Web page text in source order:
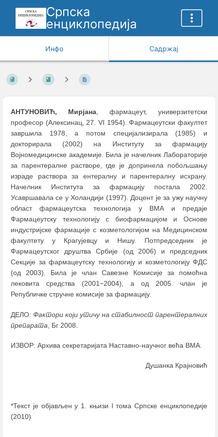
Српска
енциклопедија
Инфо Садржај
АНТУНОВИЋ, Мирјана, фармацеут, универзитетски
професор (Алексинац, 27. VI 1954). Фармацеутски факултет
завршила 1978, а потом специјализирала (1985) и
докторирала (2002) на Институту за фармацију
Војномедицинске академије. Била је начелник Лабораторије
за парентералне растворе, где је допринела побољшању
израде раствора за ентералну и парентералну исхрану.
Начелник Института за фармацију постала 2002.
Усавршавала се у Холандији (1997). Доцент је за ужу научну
област фармацеутска технологија у ВМА и предаје
Фармацеутску технологију с биофармацијом и Основе
индустријске фармације с козметологијом на Медицинском
факултету у Крагујевцу и Нишу. Потпредседник је
Фармацеутског друштва Србије (од 2006) и председник
Секције за фармацеутску технологију и козметологију ФДС
(од 2003). Била је члан Савезне Комисије за помоћна
лековита средства (2001−2004), а од 2005. члан је
Републичке стручне комисије за фармацију.
ДЕЛО: Фактори који утичу на стабилност парентералних
препарата , Бг 2008.
ИЗВОР: Архива секретаријата Наставно-научног већа ВМА.
Душанка Крајновић
*Текст је објављен у 1. књизи I тома Српске енциклопедије
(2010)